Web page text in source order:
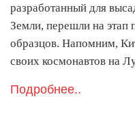
разработанный для
Земли, перешли на этап
образцов. Напомним,
своих космонавтов на
Подробнее..